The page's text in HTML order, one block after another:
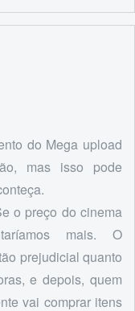
do Mega upload
mas isso pode
o preço do cinema
mais. O
prejudicial quanto
e depois, quem
vai comprar itens